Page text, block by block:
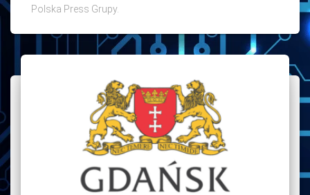
Polska Press Grupy.